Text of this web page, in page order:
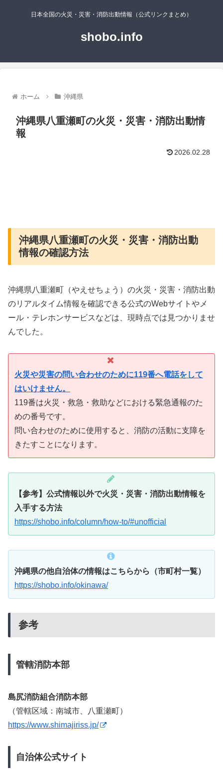
日本全国の火災・災害・消防出動情報（公式リンクまとめ）
shobo.info
ホーム 沖縄県
沖縄県八重瀬町の火災・災害・消防出動情
報
2026.02.28
沖縄県八重瀬町の火災・災害・消防出動
情報の確認方法
沖縄県八重瀬町（やえせちょう）の火災・災害・消防出動
のリアルタイム情報を確認できる公式のWebサイトやメ
ール・テレホンサービスなどは、現時点では見つかりませ
んでした。
火災や災害の問い合わせのために119番へ電話をして
はいけません。
119番は火災・救急・救助などにおける緊急通報のた
めの番号です。
問い合わせのために使用すると、消防の活動に支障を
きたすことになります。
【参考】公式情報以外で火災・災害・消防出動情報を
入手する方法
https://shobo.info/column/how-to/#unofficial
沖縄県の他自治体の情報はこちらから（市町村一覧）
https://shobo.info/okinawa/
参考
管轄消防本部
島尻消防組合消防本部
（管轄区域：南城市、八重瀬町）
https://www.shimajiriss.jp/
自治体公式サイト